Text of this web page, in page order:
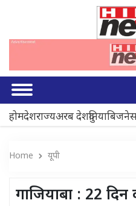
होमदेशराज्यअरब देशदुनियाबिजनेस
Home यूपी
गाजियाबा : 22 दिन